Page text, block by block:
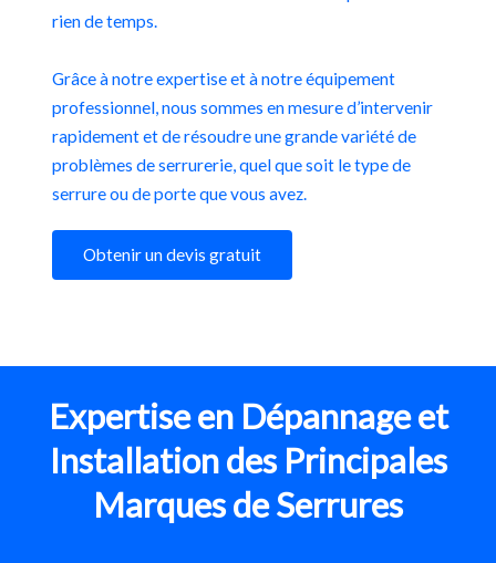
rien de temps.
Grâce à notre expertise et à notre équipement
professionnel, nous sommes en mesure d’intervenir
rapidement et de résoudre une grande variété de
problèmes de serrurerie, quel que soit le type de
serrure ou de porte que vous avez.
Obtenir un devis gratuit
Expertise en Dépannage et
Installation des Principales
Marques de Serrures